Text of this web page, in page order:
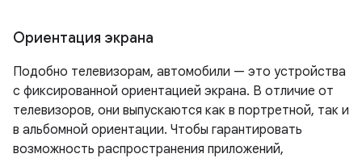
Ориентация экрана
Подобно телевизорам, автомобили — это устройства
с фиксированной ориентацией экрана. В отличие от
телевизоров, они выпускаются как в портретной, так и
в альбомной ориентации. Чтобы гарантировать
возможность распространения приложений,